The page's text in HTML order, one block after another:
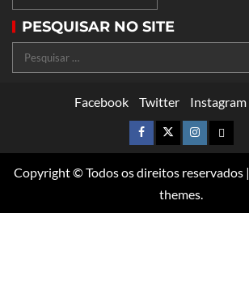
PESQUISAR NO SITE
Facebook Twitter Instagram
Copyright © Todos os direitos reservados |
themes.